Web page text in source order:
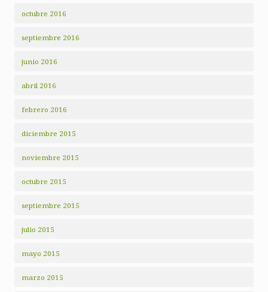
octubre 2016
septiembre 2016
junio 2016
abril 2016
febrero 2016
diciembre 2015
noviembre 2015
octubre 2015
septiembre 2015
julio 2015
mayo 2015
marzo 2015